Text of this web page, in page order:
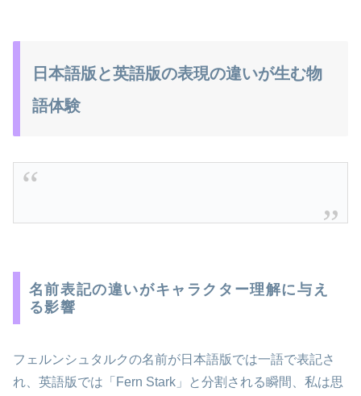
日本語版と英語版の表現の違いが生む物
語体験
名前表記の違いがキャラクター理解に与え
る影響
フェルンシュタルクの名前が日本語版では一語で表記さ
れ、英語版では「Fern Stark」と分割される瞬間、私は思